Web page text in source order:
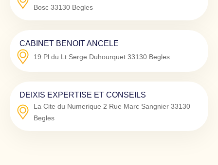
Bosc 33130 Begles
CABINET BENOIT ANCELE
19 Pl du Lt Serge Duhourquet 33130 Begles
DEIXIS EXPERTISE ET CONSEILS
La Cite du Numerique 2 Rue Marc Sangnier 33130
Begles